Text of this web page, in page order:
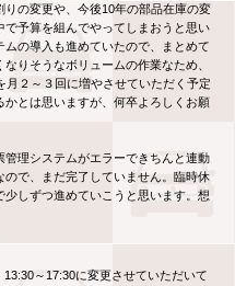
の変更や、今後10年の部品在庫の変
予算を組んでやってしまおうと思い
の導入も進めていたので、まとめて
りそうなボリュームの作業なため、
２～３回に増やさせていただく予定
とは思いますが、何卒よろしくお願
理システムがエラーできちんと連動
で、まだ完了していません。臨時休
しずつ進めていこうと思います。想
～17:30に変更させていただいて